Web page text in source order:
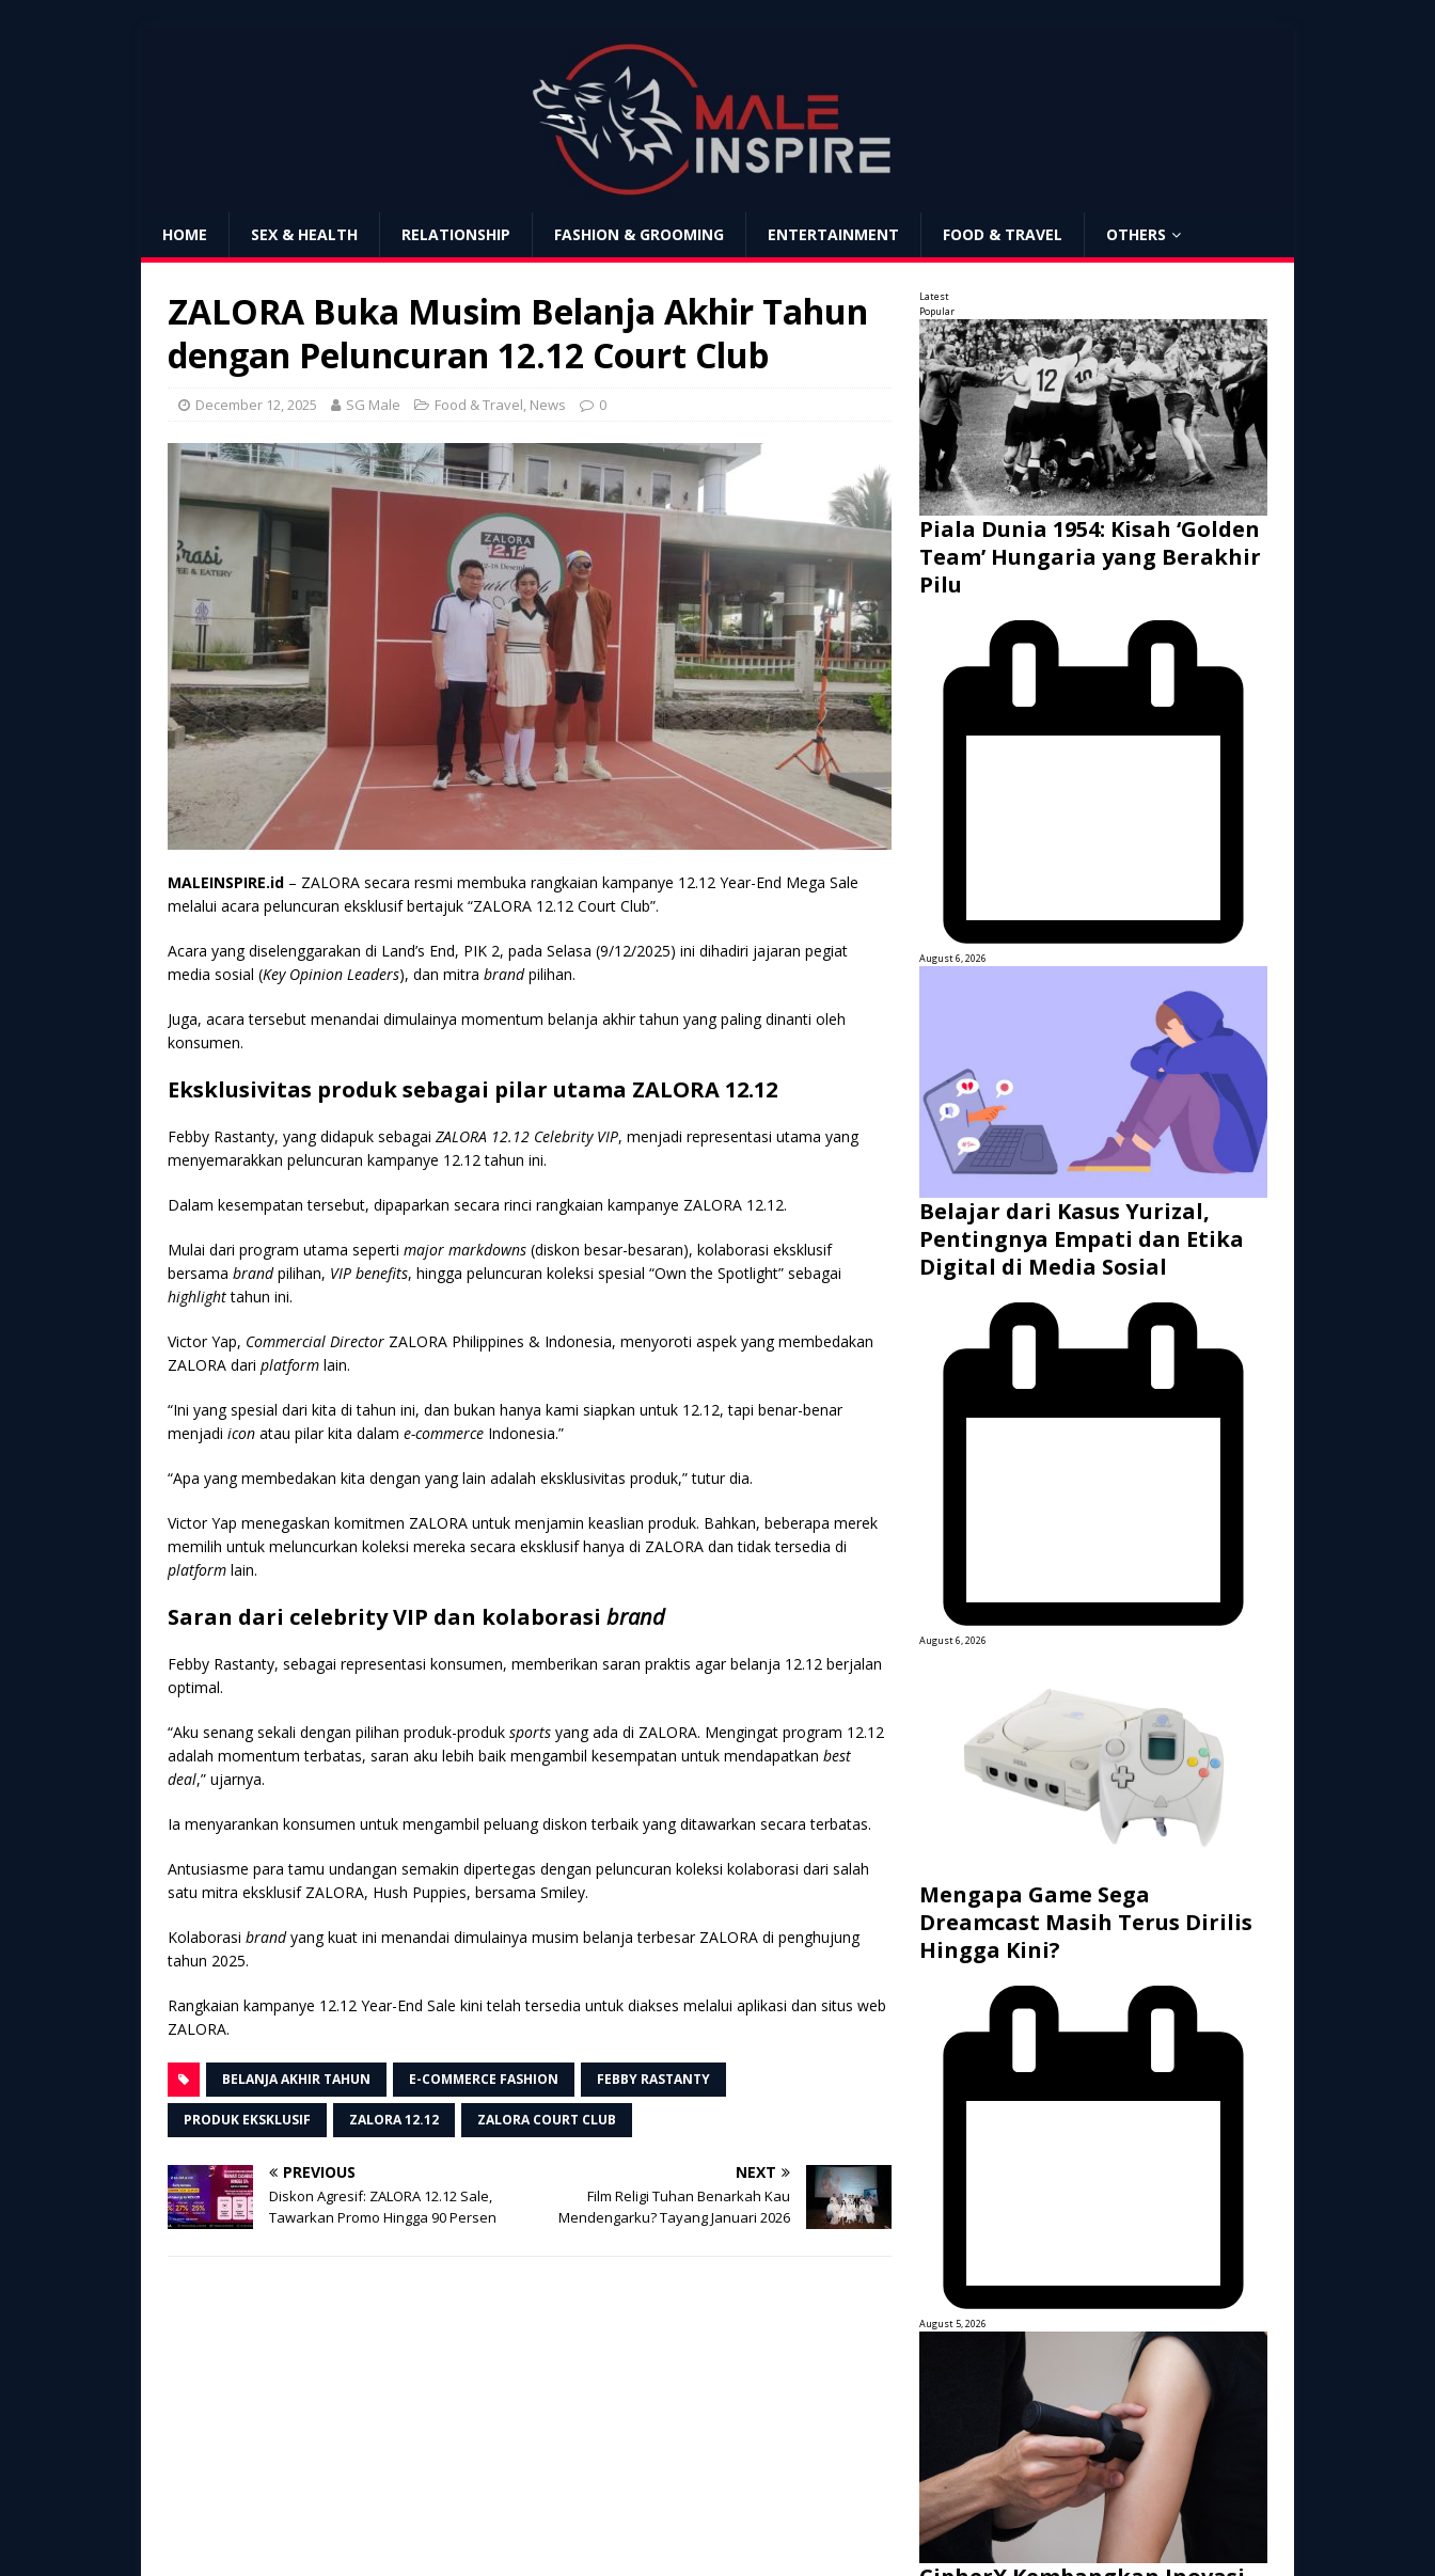
HOME SEX & HEALTH RELATIONSHIP FASHION & GROOMING ENTERTAINMENT FOOD & TRAVEL OTHERS
ZALORA Buka Musim Belanja Akhir Tahun
dengan Peluncuran 12.12 Court Club
December 12, 2025 SG Male Food & Travel, News 0
MALEINSPIRE.id – ZALORA secara resmi membuka rangkaian kampanye 12.12 Year-End Mega Sale
melalui acara peluncuran eksklusif bertajuk “ZALORA 12.12 Court Club”.
Acara yang diselenggarakan di Land’s End, PIK 2, pada Selasa (9/12/2025) ini dihadiri jajaran pegiat
media sosial (Key Opinion Leaders), dan mitra brandpilihan.
Juga, acara tersebut menandai dimulainya momentum belanja akhir tahun yang paling dinanti oleh
konsumen.
Eksklusivitas produk sebagai pilar utama ZALORA 12.12
Febby Rastanty, yang didapuk sebagai ZALORA 12.12 Celebrity VIP, menjadi representasi utama yang
menyemarakkan peluncuran kampanye 12.12 tahun ini.
Dalam kesempatan tersebut, dipaparkan secara rinci rangkaian kampanye ZALORA 12.12.
Mulai dari program utama seperti major markdowns (diskon besar-besaran), kolaborasi eksklusif
bersama brandpilihan, VIP benefits, hingga peluncuran koleksi spesial “Own the Spotlight” sebagai
highlighttahun ini.
Victor Yap, Commercial Director ZALORA Philippines & Indonesia, menyoroti aspek yang membedakan
ZALORA dari platform lain.
“Ini yang spesial dari kita di tahun ini, dan bukan hanya kami siapkan untuk 12.12, tapi benar-benar
menjadi icon atau pilar kita dalam e-commerce Indonesia.”
“Apa yang membedakan kita dengan yang lain adalah eksklusivitas produk,” tutur dia.
Victor Yap menegaskan komitmen ZALORA untuk menjamin keaslian produk. Bahkan, beberapa merek
memilih untuk meluncurkan koleksi mereka secara eksklusif hanya di ZALORA dan tidak tersedia di
platform lain.
Saran dari celebrity VIP dan kolaborasi brand
Febby Rastanty, sebagai representasi konsumen, memberikan saran praktis agar belanja 12.12 berjalan
optimal.
“Aku senang sekali dengan pilihan produk-produk sports yang ada di ZALORA. Mengingat program 12.12
adalah momentum terbatas, saran aku lebih baik mengambil kesempatan untuk mendapatkan best
deal,” ujarnya.
Ia menyarankan konsumen untuk mengambil peluang diskon terbaik yang ditawarkan secara terbatas.
Antusiasme para tamu undangan semakin dipertegas dengan peluncuran koleksi kolaborasi dari salah
satu mitra eksklusif ZALORA, Hush Puppies, bersama Smiley.
Kolaborasi brandyang kuat ini menandai dimulainya musim belanja terbesar ZALORA di penghujung
tahun 2025.
Rangkaian kampanye 12.12 Year-End Sale kini telah tersedia untuk diakses melalui aplikasi dan situs web
ZALORA.
BELANJA AKHIR TAHUN E-COMMERCE FASHION FEBBY RASTANTY
PRODUK EKSKLUSIF ZALORA 12.12 ZALORA COURT CLUB
PREVIOUS
Diskon Agresif: ZALORA 12.12 Sale,
Tawarkan Promo Hingga 90 Persen
NEXT
Film Religi Tuhan Benarkah Kau
Mendengarku? Tayang Januari 2026
Latest
Popular
Piala Dunia 1954: Kisah ‘Golden
Team’ Hungaria yang Berakhir
Pilu
August 6, 2026
Belajar dari Kasus Yurizal,
Pentingnya Empati dan Etika
Digital di Media Sosial
August 6, 2026
Mengapa Game Sega
Dreamcast Masih Terus Dirilis
Hingga Kini?
August 5, 2026